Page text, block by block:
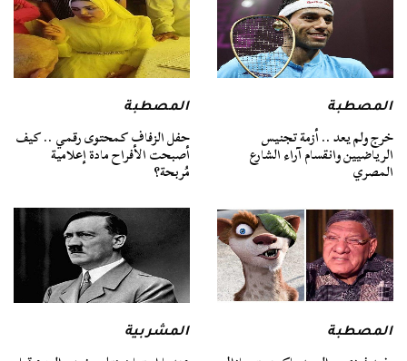
المصطبة
خرج ولم يعد .. أزمة تجنيس
الرياضيين وانقسام آراء الشارع
المصري
المصطبة
حفل الزفاف كمحتوى رقمي .. كيف
أصبحت الأفراح مادة إعلامية
مُربحة؟
المصطبة المشربية